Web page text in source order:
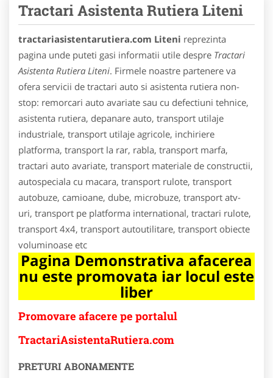
Tractari Asistenta Rutiera Liteni
tractariasistentarutiera.com Liteni reprezinta
pagina unde puteti gasi informatii utile despre Tractari
Asistenta Rutiera Liteni. Firmele noastre partenere va
ofera servicii de tractari auto si asistenta rutiera non-
stop: remorcari auto avariate sau cu defectiuni tehnice,
asistenta rutiera, depanare auto, transport utilaje
industriale, transport utilaje agricole, inchiriere
platforma, transport la rar, rabla, transport marfa,
tractari auto avariate, transport materiale de constructii,
autospeciala cu macara, transport rulote, transport
autobuze, camioane, dube, microbuze, transport atv-
uri, transport pe platforma international, tractari rulote,
transport 4x4, transport autoutilitare, transport obiecte
voluminoase etc
Pagina Demonstrativa afacerea
nu este promovata iar locul este
liber
Promovare afacere pe portalul
TractariAsistentaRutiera.com
PRETURI ABONAMENTE